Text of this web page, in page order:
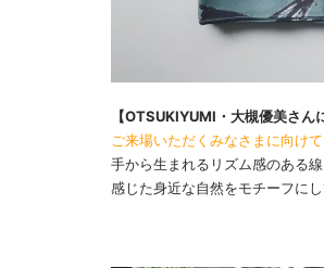
【OTSUKIYUMI・大槻優美さん
ご来場いただくみなさまに向け
手から生まれるリズム感のある
感じた身近な自然をモチーフにし